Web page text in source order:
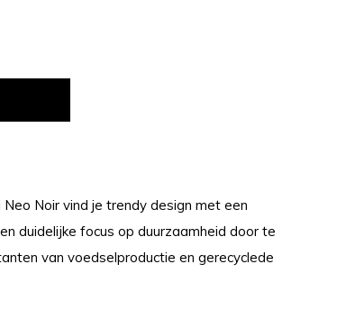
Noir vind je trendy design met een
duidelijke focus op duurzaamheid door te
van voedselproductie en gerecyclede